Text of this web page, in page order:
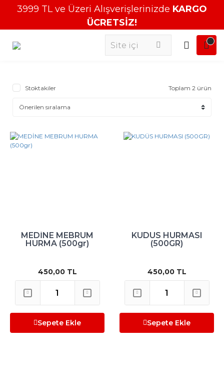
3999 TL ve Üzeri Alışverişlerinizde KARGO
ÜCRETSİZ!
Stoktakiler Toplam 2 ürün
MEDİNE MEBRUM
HURMA (500gr)
450,00 TL
Sepete Ekle
KUDÜS HURMASI
(500GR)
450,00 TL
Sepete Ekle